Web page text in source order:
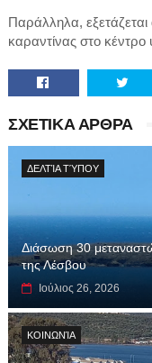
Παράλληλα,
καραντίνας στο κέντρο
ΣΧΕΤΙΚΑ ΑΡΘΡΑ
ΔΕΛΤΊΑ ΤΎΠΟΥ
Διάσωση 30
της Λέσβου
Ιούλιος 26, 2026
ΚΟΙΝΩΝΊΑ